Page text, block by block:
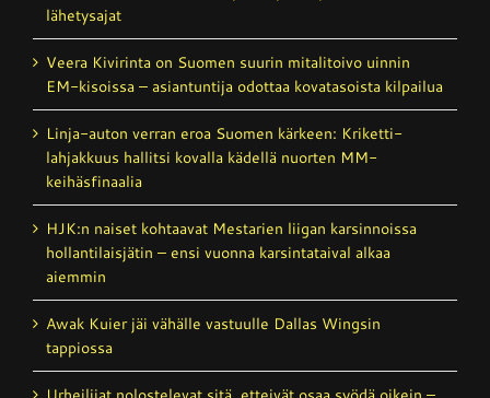
lähetysajat
Veera Kivirinta on Suomen suurin mitalitoivo uinnin
EM-kisoissa – asiantuntija odottaa kovatasoista kilpailua
Linja-auton verran eroa Suomen kärkeen: Kriketti­
lahjakkuus hallitsi kovalla kädellä nuorten MM-
keihäsfinaalia
HJK:n naiset kohtaavat Mestarien liigan karsinnoissa
hollantilais­jätin – ensi vuonna karsintataival alkaa
aiemmin
Awak Kuier jäi vähälle vastuulle Dallas Wingsin
tappiossa